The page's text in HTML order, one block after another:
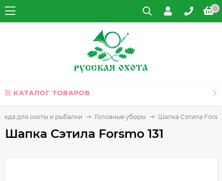
0
КАТАЛОГ ТОВАРОВ
для охоты и рыбалки Головные уборы Шапка Сэтила
Шапка Сэтила Forsmo 131